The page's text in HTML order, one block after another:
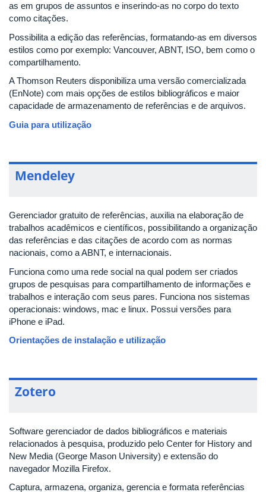
as em grupos de assuntos e inserindo-as no corpo do texto
como citações.
Possibilita a edição das referências, formatando-as em diversos
estilos como por exemplo: Vancouver, ABNT, ISO, bem como o
compartilhamento.
A Thomson Reuters disponibiliza uma versão comercializada
(EnNote) com mais opções de estilos bibliográficos e maior
capacidade de armazenamento de referências e de arquivos.
Guia para utilização
Mendeley
Gerenciador gratuito de referências, auxilia na elaboração de
trabalhos acadêmicos e científicos, possibilitando a organização
das referências e das citações de acordo com as normas
nacionais, como a ABNT, e internacionais.
Funciona como uma rede social na qual podem ser criados
grupos de pesquisas para compartilhamento de informações e
trabalhos e interação com seus pares. Funciona nos sistemas
operacionais: windows, mac e linux. Possui versões para
iPhone e iPad.
Orientações de instalação e utilização
Zotero
Software gerenciador de dados bibliográficos e materiais
relacionados à pesquisa, produzido pelo Center for History and
New Media (George Mason University) e extensão do
navegador Mozilla Firefox.
Captura, armazena, organiza, gerencia e formata referências